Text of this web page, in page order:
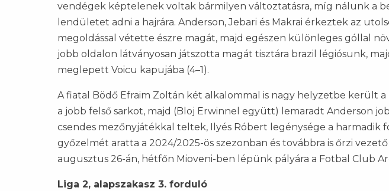
vendégek képtelenek voltak bármilyen változtatásra, míg nálunk a
lendületet adni a hajrára. Anderson, Jebari és Makrai érkeztek az
megoldással vétette észre magát, majd egészen különleges góllal
jobb oldalon látványosan játszotta magát tisztára brazil légiósunk,
meglepett Voicu kapujába (4–1).
A fiatal Bödő Efraim Zoltán két alkalommal is nagy helyzetbe került a
a jobb felső sarkot, majd (Bloj Erwinnel együtt) lemaradt Anderson
csendes mezőnyjátékkal teltek, Ilyés Róbert legénysége a harmadik
győzelmét aratta a 2024/2025-ös szezonban és továbbra is őrzi
augusztus 26-án, hétfőn Mioveni-ben lépünk pályára a Fotbal Club
Liga 2, alapszakasz 3. forduló